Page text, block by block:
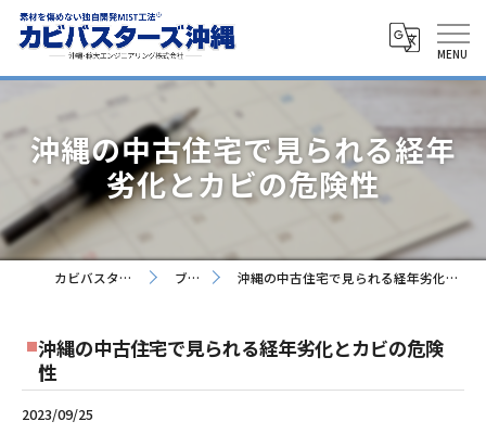
沖縄の中古住宅で見られる経年
劣化とカビの危険性
カビバスターズ沖縄 ブログ 沖縄の中古住宅で見られる経年劣化とカビの危険性
沖縄の中古住宅で見られる経年劣化とカビの危険
性
2023/09/25